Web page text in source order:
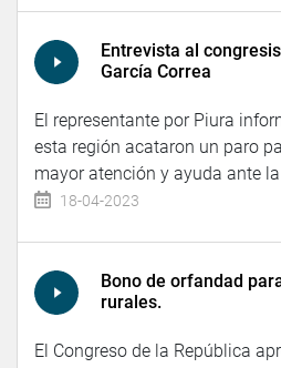
Entrevista al
García Correa
El representante por Piura
esta región acataron un paro
mayor atención y ayuda ante
18-04-2023
Bono de orfandad
rurales.
El Congreso de la República